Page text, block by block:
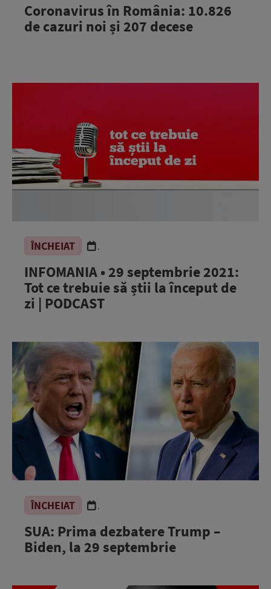
Coronavirus în România: 10.826
de cazuri noi și 207 decese
ÎNCHEIAT .
INFOMANIA • 29 septembrie 2021:
Tot ce trebuie să știi la început de
zi | PODCAST
ÎNCHEIAT .
SUA: Prima dezbatere Trump –
Biden, la 29 septembrie